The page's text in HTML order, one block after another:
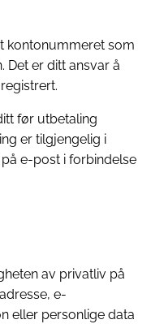
kontonummeret som
Det er ditt ansvar å
før utbetaling
er tilgjengelig i
e-post i forbindelse
av privatliv på
e-
eller personlige data